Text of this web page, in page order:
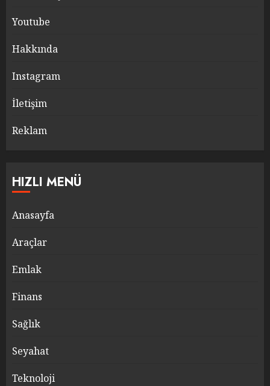
Youtube
Hakkında
Instagram
İletişim
Reklam
HIZLI MENÜ
Anasayfa
Araçlar
Emlak
Finans
Sağlık
Seyahat
Teknoloji